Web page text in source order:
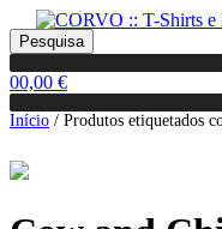
Skip
to
navigation
Skip
to
content
Pesquisar
por:
Pesquisa
00,00 €
Início / Produtos etiquetados
Portes grátis em